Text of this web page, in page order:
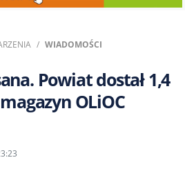
WIADOMOŚCI
Powiat dostał 1,4
OLiOC